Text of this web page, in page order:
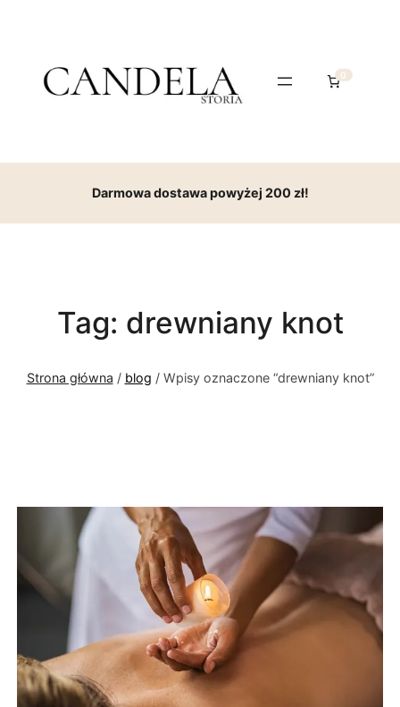
0
Darmowa dostawa powyżej 200 zł!
Tag: drewniany knot
Strona główna / blog / Wpisy oznaczone “drewniany knot”